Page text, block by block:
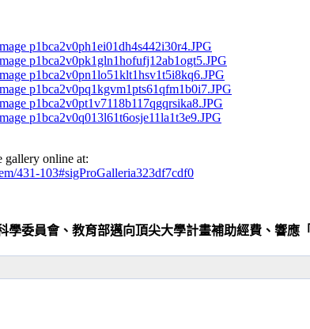
gallery online at:
431-103#sigProGalleria323df7cdf0
學委員會、教育部邁向頂尖大學計畫補助經費、響應